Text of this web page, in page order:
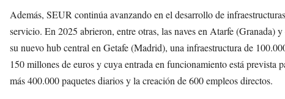
Además, SEUR continúa avanzando en el desarrollo de
servicio. En 2025 abrieron, entre otras, las naves en Atarfe
su nuevo hub central en Getafe (Madrid), una infraestructura de
150 millones de euros y cuya entrada en funcionamiento está prevista
más 400.000 paquetes diarios y la creación de 600 empleos directos.